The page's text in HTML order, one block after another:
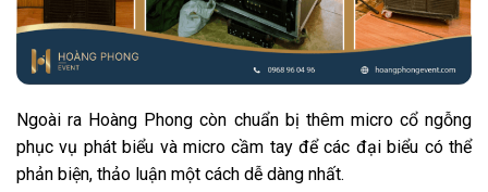
Ngoài ra Hoàng Phong còn chuẩn bị thêm micro cổ ngỗng
phục vụ phát biểu và micro cầm tay để các đại biểu có thể
phản biện, thảo luận một cách dễ dàng nhất.